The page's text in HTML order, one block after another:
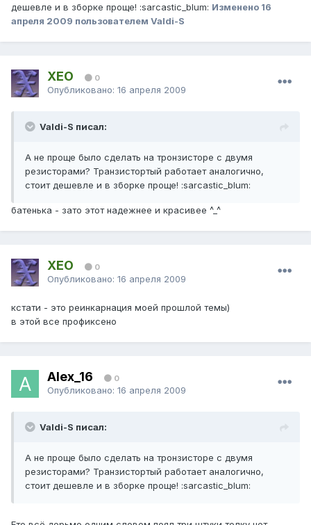
дешевле и в зборке проще! :sarcastic_blum: Изменено 16
апреля 2009 пользователем Valdi-S
XEO 0
Опубликовано: 16 апреля 2009
Valdi-S писал:
А не проще было сделать на тронзисторе с двумя
резисторами? Транзистортый работает аналогично,
стоит дешевле и в зборке проще! :sarcastic_blum:
батенька - зато этот надежнее и красивее ^_^
XEO 0
Опубликовано: 16 апреля 2009
кстати - это реинкарнация моей прошлой темы)
в этой все профиксено
Alex_16 0
Опубликовано: 16 апреля 2009
Valdi-S писал:
А не проще было сделать на тронзисторе с двумя
резисторами? Транзистортый работает аналогично,
стоит дешевле и в зборке проще! :sarcastic_blum: